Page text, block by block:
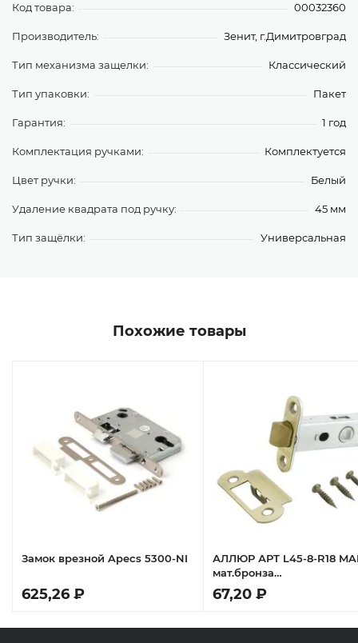
Код товара: 00032360
Производитель: Зенит, г.Димитровград
Тип механизма защелки: Классический
Тип упаковки: Пакет
Гарантия: 1 год
Комплектация ручками: Комплектуется
Цвет ручки: Белый
Удаление квадрата под ручку: 45 мм
Тип защёлки: Универсальная
Похожие товары
Замок врезной Apecs 5300-NI
625,26 ₽
АЛЛЮР АРТ L45-8-R18
мат.бронза
овал.торц.планка18мм б/
Защёлка
67,20 ₽